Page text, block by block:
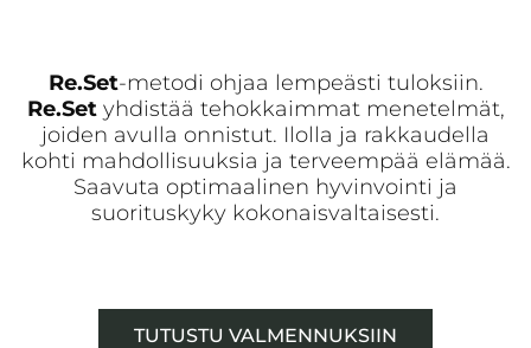
Re.Set-metodi ohjaa lempeästi tuloksiin.
Re.Setyhdistää tehokkaimmat menetelmät,
joiden avulla onnistut. Ilolla ja rakkaudella
kohti mahdollisuuksia ja terveempää elämää.
Saavuta optimaalinen hyvinvointi ja
suorituskyky kokonaisvaltaisesti.
TUTUSTU VALMENNUKSIIN